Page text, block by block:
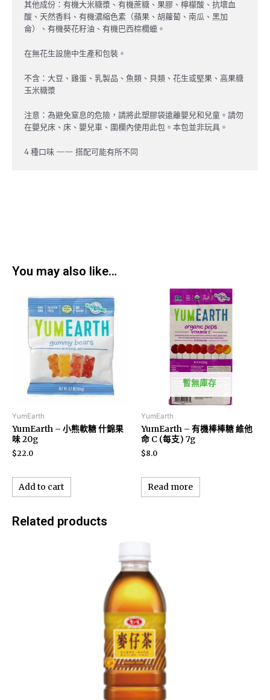
You may also like…
YumEarth
YumEarth – 小熊軟糖 什錦果
味 20g
$22.0
Add to cart
暫無庫存
YumEarth
YumEarth – 有機棒棒糖 維他
命 C (每支) 7g
$8.0
Read more
Related products
其他成份：有機大米糖漿、有機蔗糖、果膠、檸檬酸、抗壞血
酸、天然香料、有機濃縮色素（蘋果、胡蘿蔔、南瓜、黑加
侖）、有機葵花籽油、有機巴西棕櫚蠟。
在無花生設施中生產和包裝。
不含：大豆、雞蛋、乳製品、魚類、貝類、花生或堅果、高果糖
玉米糖漿
注意：為避免窒息的危險，請將此塑膠袋遠離嬰兒和兒童。請勿
在嬰兒床、床、嬰兒車、圍欄內使用此包。本包並非玩具。
4 種口味 —— 搭配可能有所不同